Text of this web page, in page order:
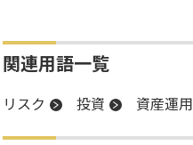
関連用語一覧
リスク 投資 資産運用